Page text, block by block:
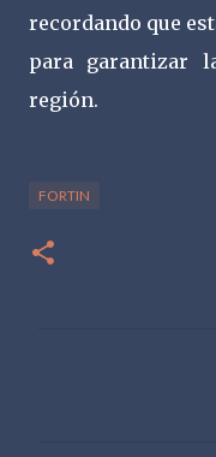
recordando que
para garantizar
región.
FORTIN